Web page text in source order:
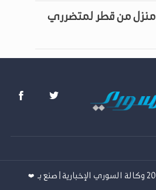
إنهاء تركيب 600 منزل من قطر لمتضرري
❤️